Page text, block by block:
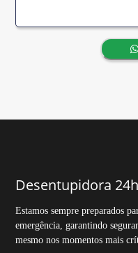
Desentupidora 24h
Estamos sempre preparados
emergência, garantindo
mesmo nos momentos mais